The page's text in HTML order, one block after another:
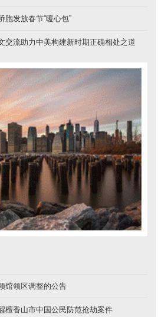
道称，涉事员工已被
人员也接受进一步调
网友感叹：“最贵的
人性漏洞。”
胞发放春节“暖心包”
交流助力中美构建新时期正确相处之道
馆领区调整的公告
檀香山市中国公民防范抢劫案件